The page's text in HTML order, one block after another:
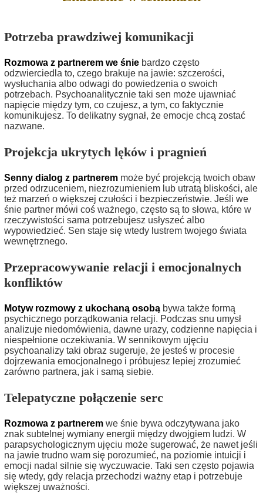
Potrzeba prawdziwej komunikacji
Rozmowa z partnerem we śnie bardzo często
odzwierciedla to, czego brakuje na jawie: szczerości,
wysłuchania albo odwagi do powiedzenia o swoich
potrzebach. Psychoanalitycznie taki sen może ujawniać
napięcie między tym, co czujesz, a tym, co faktycznie
komunikujesz. To delikatny sygnał, że emocje chcą zostać
nazwane.
Projekcja ukrytych lęków i pragnień
Senny dialog z partnerem może być projekcją twoich obaw
przed odrzuceniem, niezrozumieniem lub utratą bliskości, ale
też marzeń o większej czułości i bezpieczeństwie. Jeśli we
śnie partner mówi coś ważnego, często są to słowa, które w
rzeczywistości sama potrzebujesz usłyszeć albo
wypowiedzieć. Sen staje się wtedy lustrem twojego świata
wewnętrznego.
Przepracowywanie relacji i emocjonalnych
konfliktów
Motyw rozmowy z ukochaną osobą bywa także formą
psychicznego porządkowania relacji. Podczas snu umysł
analizuje niedomówienia, dawne urazy, codzienne napięcia i
niespełnione oczekiwania. W sennikowym ujęciu
psychoanalizy taki obraz sugeruje, że jesteś w procesie
dojrzewania emocjonalnego i próbujesz lepiej zrozumieć
zarówno partnera, jak i samą siebie.
Telepatyczne połączenie serc
Rozmowa z partnerem we śnie bywa odczytywana jako
znak subtelnej wymiany energii między dwojgiem ludzi. W
parapsychologicznym ujęciu może sugerować, że nawet jeśli
na jawie trudno wam się porozumieć, na poziomie intuicji i
emocji nadal silnie się wyczuwacie. Taki sen często pojawia
się wtedy, gdy relacja przechodzi ważny etap i potrzebuje
większej uważności.